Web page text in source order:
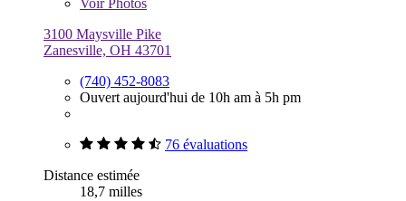
VoirPhotos
3100 Maysville Pike
Zanesville, OH 43701
(740) 452-8083
Ouvert aujourd'hui de 10h am à 5h pm
76 évaluations
Distance estimée
18,7 milles